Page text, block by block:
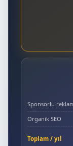
Sponsorlu
Organik SEO
Toplam / yıl